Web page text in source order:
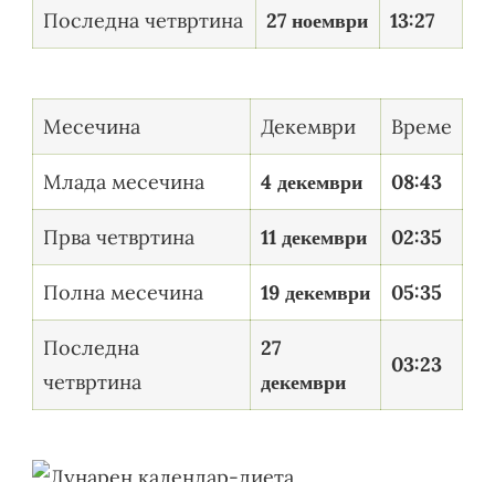
Последна четвртина 27 ноември 13:27
Месечина Декември Време
Млада месечина 4 декември 08:43
Прва четвртина 11 декември 02:35
Полна месечина 19 декември 05:35
Последна
четвртина
27
декември
03:23